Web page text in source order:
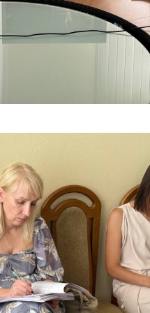
Упрощение
Рекомендации по
распространения
субъектов
торговли,
общественного
питания, бытового
обслуживания
Обучение по
вопросам
антимонопольного
регулирования и